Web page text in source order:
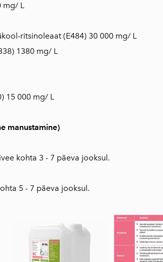
mg/ L
ritsinoleaat (E484) 30 000 mg/ L
1380 mg/ L
15 000 mg/ L
manustamine)
kohta 3 - 7 päeva jooksul.
5 - 7 päeva jooksul.